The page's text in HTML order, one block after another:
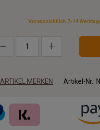
Voraussichtlich 7-14
ARTIKEL MERKEN Artikel-Nr.: